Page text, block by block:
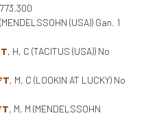
(USA)) Gan. 1
, H, C (TACITUS (USA)) No
, M, C (LOOKIN AT LUCKY) No
, M, M (MENDELSSOHN